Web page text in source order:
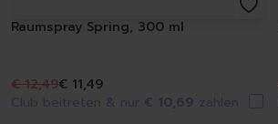
Raumspray Spring, 300 ml
€ 12,49€ 11,49